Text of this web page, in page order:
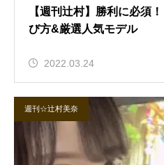
【週刊辻村】勝利に必須
び方&厳選人気モデル
2022.03.24
週刊☆辻村美奈